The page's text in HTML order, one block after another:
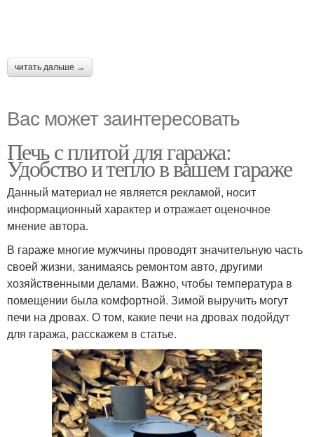
читать дальше →
Вас может заинтересовать
Печь с плитой для гаража:
Удобство и тепло в вашем гараже
Данный материал не является рекламой, носит
информационный характер и отражает оценочное
мнение автора.
В гараже многие мужчины проводят значительную часть
своей жизни, занимаясь ремонтом авто, другими
хозяйственными делами. Важно, чтобы температура в
помещении была комфортной. Зимой выручить могут
печи на дровах. О том, какие печи на дровах подойдут
для гаража, расскажем в статье.